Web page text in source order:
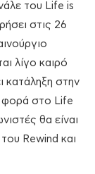
του Life is
στις 26
λίγο καιρό
κατάληξη στην
φορά στο Life
θα είναι
Rewind και